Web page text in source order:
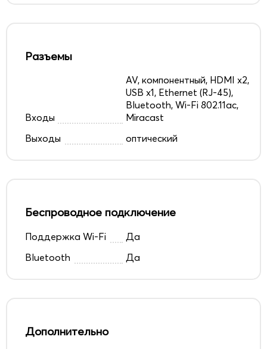
Разъемы
Входы
AV, компонентный, HDMI x2,
USB x1, Ethernet (RJ-45),
Bluetooth, Wi-Fi 802.11ac,
Miracast
Выходы
оптический
Беспроводное подключение
Поддержка Wi-Fi
Да
Bluetooth
Да
Дополнительно